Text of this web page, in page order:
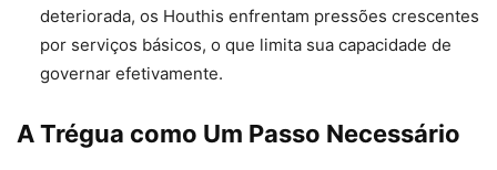
deteriorada, os Houthis enfrentam pressões crescentes
por serviços básicos, o que limita sua capacidade de
governar efetivamente.
A Trégua como Um Passo Necessário